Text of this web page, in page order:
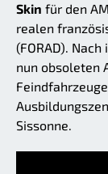
Skin für den
realen
(FORAD).
nun obsoleten
Sissonne.